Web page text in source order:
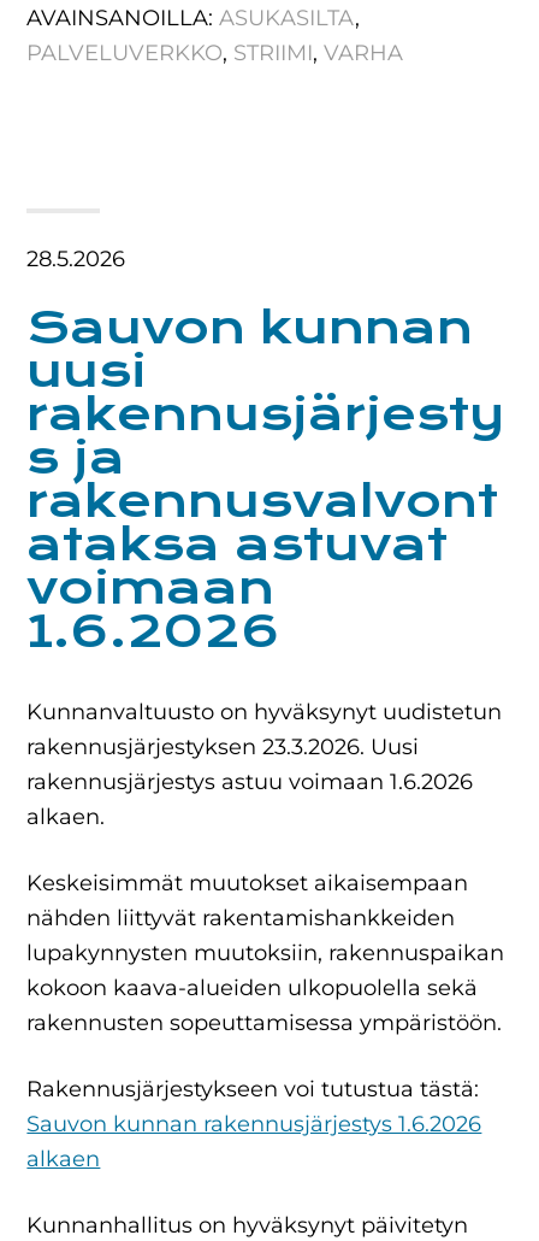
AVAINSANOILLA:ASUKASILTA,
PALVELUVERKKO, STRIIMI,VARHA
28.5.2026
Sauvon kunnan
uusi
rakennusjärjesty
s ja
rakennusvalvont
ataksa astuvat
voimaan
1.6.2026
Kunnanvaltuusto on hyväksynyt uudistetun
rakennusjärjestyksen 23.3.2026. Uusi
rakennusjärjestys astuu voimaan 1.6.2026
alkaen.
Keskeisimmät muutokset aikaisempaan
nähden liittyvät rakentamishankkeiden
lupakynnysten muutoksiin, rakennuspaikan
kokoon kaava-alueiden ulkopuolella sekä
rakennusten sopeuttamisessa ympäristöön.
Rakennusjärjestykseen voi tutustua tästä:
Sauvon kunnan rakennusjärjestys 1.6.2026
alkaen
Kunnanhallitus on hyväksynyt päivitetyn